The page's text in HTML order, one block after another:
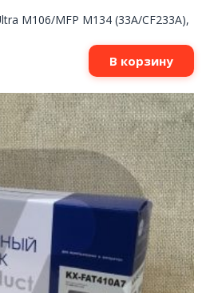
M106/MFP M134 (33A/CF233A),
В корзину